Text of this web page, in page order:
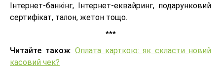
Інтернет-банкінг, Інтернет-еквайринг, подарунковий
сертифікат, талон, жетон тощо.
***
Читайте також: Оплата карткою: як скласти новий
касовий чек?